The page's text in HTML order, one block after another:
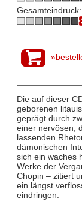
Gesamteindruck:
Die auf dieser
geborenen
geprägt durch
einer nervösen,
lassenden
dämonischen
sich ein waches
Werke der
Chopin – zitiert
ein längst
eindringen.